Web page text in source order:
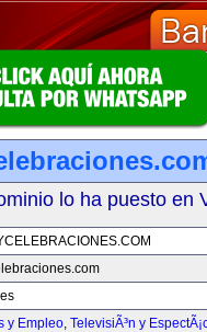
lo ha puesto en
y Empleo, TelevisiÃ³n y